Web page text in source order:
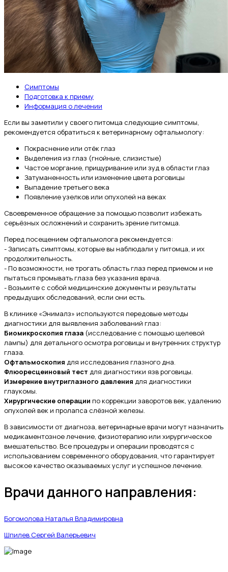
Симптомы
Подготовка к приему
Информация о лечении
Если вы заметили у своего питомца следующие симптомы,
рекомендуется обратиться к ветеринарному офтальмологу:
Покраснение или отёк глаз
Выделения из глаз (гнойные, слизистые)
Частое моргание, прищуривание или зуд в области глаз
Затуманенность или изменение цвета роговицы
Выпадение третьего века
Появление узелков или опухолей на веках
Своевременное обращение за помощью позволит избежать
серьёзных осложнений и сохранить зрение питомца.
Перед посещением офтальмолога рекомендуется:
- Записать симптомы, которые вы наблюдали у питомца, и их
продолжительность.
- По возможности, не трогать область глаз перед приемом и не
пытаться промывать глаза без указания врача.
- Возьмите с собой медицинские документы и результаты
предыдущих обследований, если они есть.
В клинике «Энималз» используются передовые методы
диагностики для выявления заболеваний глаз:
Биомикроскопия глаза (исследование с помощью щелевой
лампы) для детального осмотра роговицы и внутренних структур
глаза.
Офтальмоскопия для исследования глазного дна.
Флюоресцеиновый тест для диагностики язв роговицы.
Измерение внутриглазного давления для диагностики
глаукомы.
Хирургические операции по коррекции заворотов век, удалению
опухолей век и пролапса слёзной железы.
В зависимости от диагноза, ветеринарные врачи могут назначить
медикаментозное лечение, физиотерапию или хирургическое
вмешательство. Все процедуры и операции проводятся с
использованием современного оборудования, что гарантирует
высокое качество оказываемых услуг и успешное лечение.
Врачи данного направления:
Богомолова Наталья Владимировна
Шпилев Сергей Валерьевич